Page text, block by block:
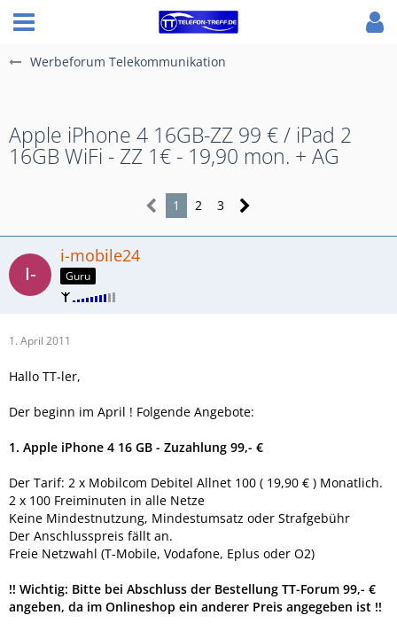
Werbeforum Telekommunikation
Apple iPhone 4 16GB-ZZ 99 € / iPad 2
16GB WiFi - ZZ 1€ - 19,90 mon. + AG
1 2 3
i-mobile24
Guru
1. April 2011
Hallo TT-ler,
Der beginn im April ! Folgende Angebote:
1. Apple iPhone 4 16 GB - Zuzahlung 99,- €
Der Tarif: 2 x Mobilcom Debitel Allnet 100 ( 19,90 € ) Monatlich.
2 x 100 Freiminuten in alle Netze
Keine Mindestnutzung, Mindestumsatz oder Strafgebühr
Der Anschlusspreis fällt an.
Freie Netzwahl (T-Mobile, Vodafone, Eplus oder O2)
!! Wichtig: Bitte bei Abschluss der Bestellung TT-Forum 99,- €
angeben, da im Onlineshop ein anderer Preis angegeben ist !!